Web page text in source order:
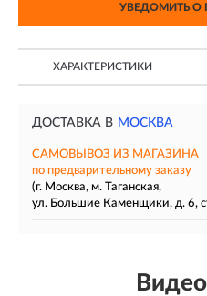
УВЕДОМИТЬ О
ХАРАКТЕРИСТИКИ
ДОСТАВКА В МОСКВА
САМОВЫВОЗ ИЗ МАГАЗИНА
по предварительному заказу
(г. Москва, м. Таганская,
ул. Большие Каменщики, д. 6,